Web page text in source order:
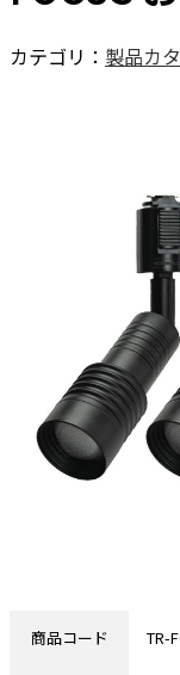
カテゴリ： 製品カ
商品コード TR-